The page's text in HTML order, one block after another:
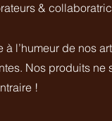
&
l’humeur de nos
Nos produits
!